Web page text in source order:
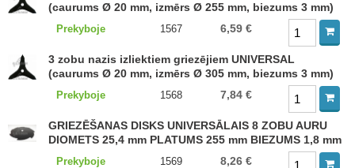
(caurums Ø 20 mm, izmērs Ø 255 mm, biezums 3 mm)
Prekyboje 1567 6,59 €
3 zobu nazis izliektiem griezējiem UNIVERSAL
(caurums Ø 20 mm, izmērs Ø 305 mm, biezums 3 mm)
Prekyboje 1568 7,84 €
GRIEZĒŠANAS DISKS UNIVERSĀLAIS 8 ZOBU AURU
DIOMETS 25,4 mm PLATUMS 255 mm BIEZUMS 1,8 mm
Prekyboje 1569 8,26 €